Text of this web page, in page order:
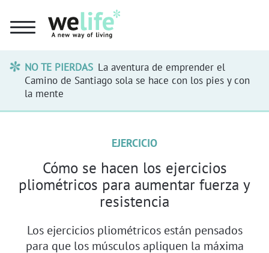
NO TE PIERDAS La aventura de emprender el
Camino de Santiago sola se hace con los pies y con
la mente
EJERCICIO
Cómo se hacen los ejercicios
pliométricos para aumentar fuerza y
resistencia
Los ejercicios pliométricos están pensados
para que los músculos apliquen la máxima